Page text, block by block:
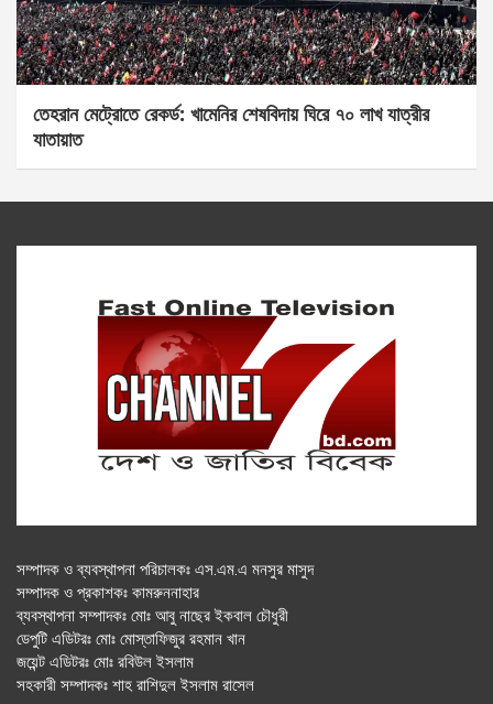
তেহরান মেট্রোতে রেকর্ড: খামেনির শেষবিদায় ঘিরে ৭০ লাখ যাত্রীর
যাতায়াত
সম্পাদক ও ব্যবস্থাপনা পরিচালকঃ এস.এম.এ মনসুর মাসুদ
সম্পাদক ও প্রকাশকঃ কামরুননাহার
ব্যবস্থাপনা সম্পাদকঃ মোঃ আবু নাছের ইকবাল চৌধুরী
ডেপুটি এডিটরঃ মোঃ মোস্তাফিজুর রহমান খান
জয়েন্ট এডিটরঃ মোঃ রবিউল ইসলাম
সহকারী সম্পাদকঃ শাহ রাশিদুল ইসলাম রাসেল